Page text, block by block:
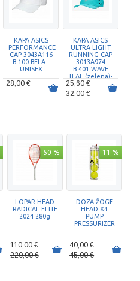
KAPA ASICS
PERFORMANCE
CAP 3043A116
B.100 BELA -
UNISEX
28,00 €
KAPA ASICS
ULTRA LIGHT
RUNNING CAP
3013A974
B.401 WAVE
TEAL (zelena)-
UNISEX
25,60 €
32,00 €
50 %
LOPAR HEAD
RADICAL ELITE
2024 280g
110,00 €
220,00 €
11 %
DOZA ŽOGE
HEAD X4
PUMP
PRESSURIZER
40,00 €
45,00 €